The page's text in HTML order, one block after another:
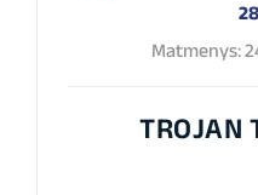
Matmenys:
TROJAN